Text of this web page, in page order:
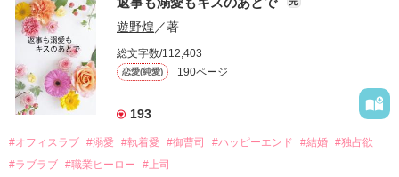
甘やかしてくる。
そんなある日、哲平は美桜がストーカー被害に
遭っていることを知る。
美桜を守るため、哲平は同居を提案してきて――。
夏木美桜(なつきみお)
鳴海哲平 (なるみてっぺい)
桜は、海外で傷心旅行をしていたところ、日本人美青年と出会
い、酒の勢いもあり一夜限りの関係となる。
帰国後、美桜は新しい職場でワンナイトした美青年と再会。
なんと彼の正体は、とある財閥御曹司にも関わらず、一族を離
れて起業した新進気鋭の実業家、社内でも冷徹だと評判な社長
――御影恭司その人だったのだ――！
なぜか恭司から飼い猫の世話係を命じられた美桜は、猫の世
の関係となってしまい――？
遊野煌／著
総文字数/112,403
恋愛(純愛) 190ページ
193
#オフィスラブ #溺愛 #執着愛 #御曹司 #ハッピーエンド #結婚 #独占欲
#ラブラブ #職業ヒーロー #上司